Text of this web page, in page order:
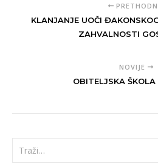
KLANJANJE UOČI
ZAHVALNOSTI
NOVIJE
OBITELJSKA